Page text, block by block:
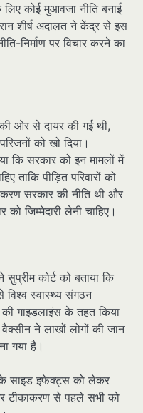
कोई मुआवजा नीति बनाई
शीर्ष अदालत ने केंद्र से इस
निर्माण पर विचार करने का
की ओर से दायर की गई थी,
को खो दिया।
कि सरकार को इन मामलों में
ताकि पीड़ित परिवारों को
सरकार की नीति थी और
जिम्मेदारी लेनी चाहिए।
कोर्ट को बताया कि
विश्व स्वास्थ्य संगठन
की गाइडलाइंस के तहत किया
ने लाखों लोगों की जान
गया है।
के साइड इफेक्ट्स को लेकर
टीकाकरण से पहले सभी को